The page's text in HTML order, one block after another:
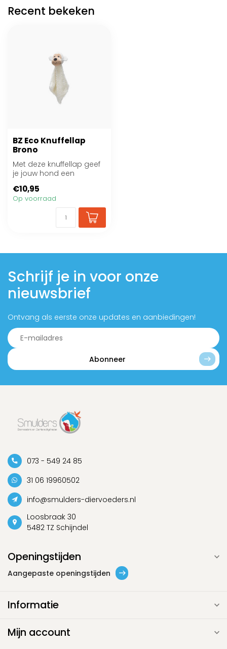
Recent bekeken
BZ Eco Knuffellap
Brono
Met deze knuffellap geef
je jouw hond een
van gerecycled...
€10,95
Op voorraad
Schrijf je in voor onze
nieuwsbrief
Ontvang als eerste onze updates en aanbiedingen!
Abonneer
073 - 549 24 85
31 06 19960502
info@smulders-diervoeders.nl
Loosbraak 30
5482 TZ Schijndel
Openingstijden
Aangepaste openingstijden
Informatie
Mijn account